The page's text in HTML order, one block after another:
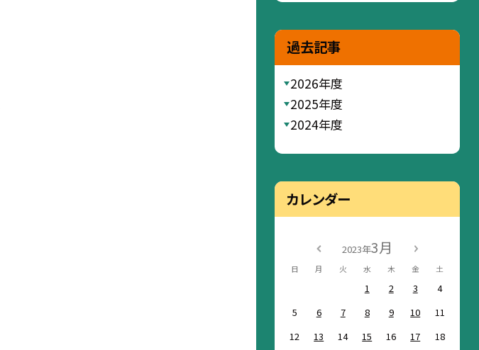
過去記事
2026年度
2025年度
2024年度
カレンダー
2023年3月
日 月 火 水 木 金 土
1 2 3
4
5
6 7 8 9 10
11
12
13 14 15 16 17
18